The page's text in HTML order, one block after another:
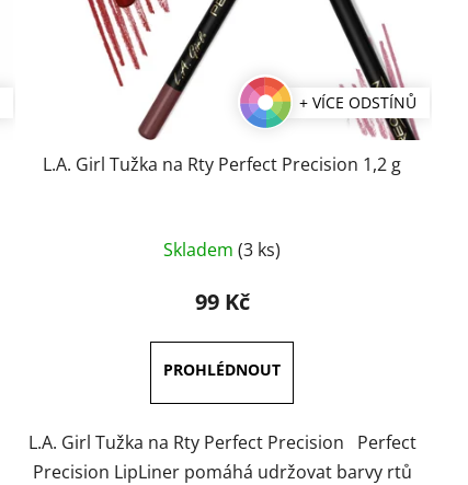
+ VÍCE ODSTÍNŮ
L.A. Girl Tužka na Rty Perfect Precision 1,2 g
hodnocení
produktu
5,0
z
5
hvězdiček.
Skladem(3 ks)
99 Kč
L.A. Girl Tužka na Rty Perfect Precision Perfect
Precision LipLiner pomáhá udržovat barvy rtů